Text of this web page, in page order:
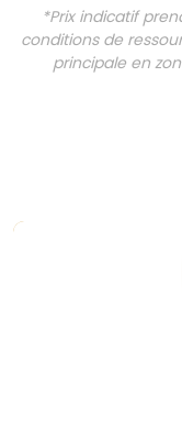
*Prix indicatif
conditions de
principale en